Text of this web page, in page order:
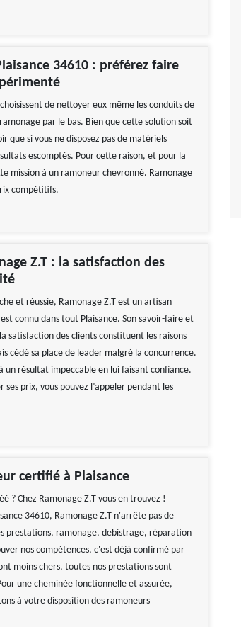
34610 : préférez faire
de nettoyer eux même les conduits de
par le bas. Bien que cette solution soit
si vous ne disposez pas de matériels
escomptés. Pour cette raison, et pour la
mission à un ramoneur chevronné. Ramonage
compétitifs.
Z.T : la satisfaction des
et réussie, Ramonage Z.T est un artisan
connu dans tout Plaisance. Son savoir-faire et
satisfaction des clients constituent les raisons
cédé sa place de leader malgré la concurrence.
un résultat impeccable en lui faisant confiance.
prix, vous pouvez l’appeler pendant les
certifié à Plaisance
? Chez Ramonage Z.T vous en trouvez !
34610, Ramonage Z.T n'arrête pas de
prestations, ramonage, debistrage, réparation
nos compétences, c'est déjà confirmé par
moins chers, toutes nos prestations sont
une cheminée fonctionnelle et assurée,
à votre disposition des ramoneurs